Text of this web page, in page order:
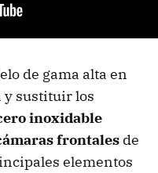
de gama alta en
y sustituir los
inoxidable
frontales de
elementos